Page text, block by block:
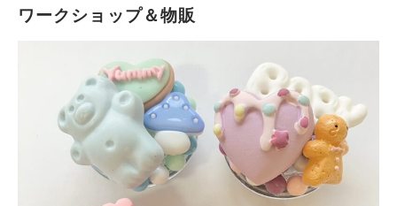
ワークショップ＆物販